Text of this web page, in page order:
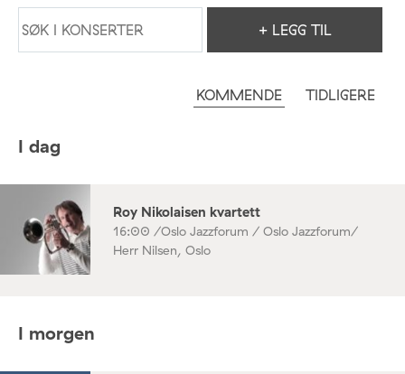
+ LEGG TIL
KOMMENDE TIDLIGERE
I dag
Roy Nikolaisen kvartett
16:00 /Oslo Jazzforum / Oslo Jazzforum/
Herr Nilsen, Oslo
I morgen